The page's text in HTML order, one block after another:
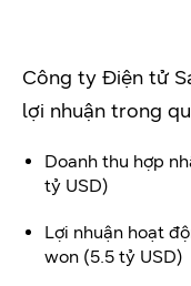
Công ty Điện tử
lợi nhuận trong
Doanh thu hợp
tỷ USD)
Lợi nhuận hoạt
won (5.5 tỷ USD)